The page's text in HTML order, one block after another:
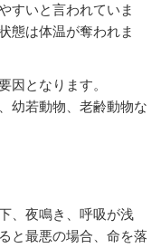
すいと言われていま
態は体温が奪われま
因となります。
幼若動物、老齢動物な
、夜鳴き、呼吸が浅
と最悪の場合、命を落